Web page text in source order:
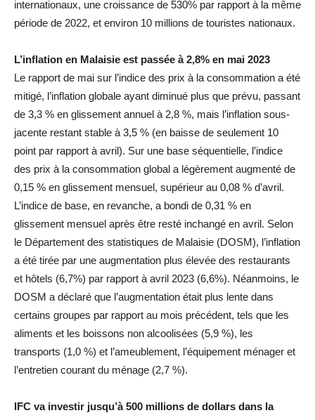
internationaux, une croissance de 530% par rapport à la même
période de 2022, et environ 10 millions de touristes nationaux.
L’inflation en Malaisie est passée à 2,8% en mai 2023
Le rapport de mai sur l’indice des prix à la consommation a été
mitigé, l’inflation globale ayant diminué plus que prévu, passant
de 3,3 % en glissement annuel à 2,8 %, mais l’inflation sous-
jacente restant stable à 3,5 % (en baisse de seulement 10
point par rapport à avril). Sur une base séquentielle, l’indice
des prix à la consommation global a légèrement augmenté de
0,15 % en glissement mensuel, supérieur au 0,08 % d’avril.
L’indice de base, en revanche, a bondi de 0,31 % en
glissement mensuel après être resté inchangé en avril. Selon
le Département des statistiques de Malaisie (DOSM), l’inflation
a été tirée par une augmentation plus élevée des restaurants
et hôtels (6,7%) par rapport à avril 2023 (6,6%). Néanmoins, le
DOSM a déclaré que l’augmentation était plus lente dans
certains groupes par rapport au mois précédent, tels que les
aliments et les boissons non alcoolisées (5,9 %), les
transports (1,0 %) et l’ameublement, l’équipement ménager et
l’entretien courant du ménage (2,7 %).
IFC va investir jusqu’à 500 millions de dollars dans la